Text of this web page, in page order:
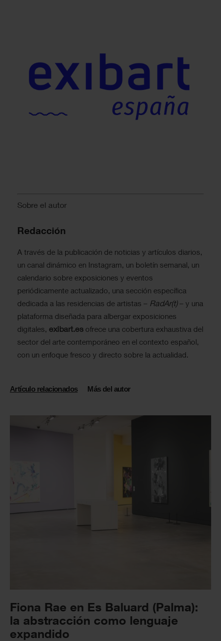
Sobre el autor
Redacción
A través de la publicación de noticias y artículos diarios,
un canal dinámico en Instagram, un boletín semanal, un
calendario sobre exposiciones y eventos
periódicamente actualizado, una sección específica
dedicada a las residencias de artistas – RadAr(t)– y una
plataforma diseñada para albergar exposiciones
digitales, exibart.es ofrece una cobertura exhaustiva del
sector del arte contemporáneo en el contexto español,
con un enfoque fresco y directo sobre la actualidad.
Artículo relacionados Más del autor
Fiona Rae en Es Baluard (Palma):
la abstracción como lenguaje
expandido